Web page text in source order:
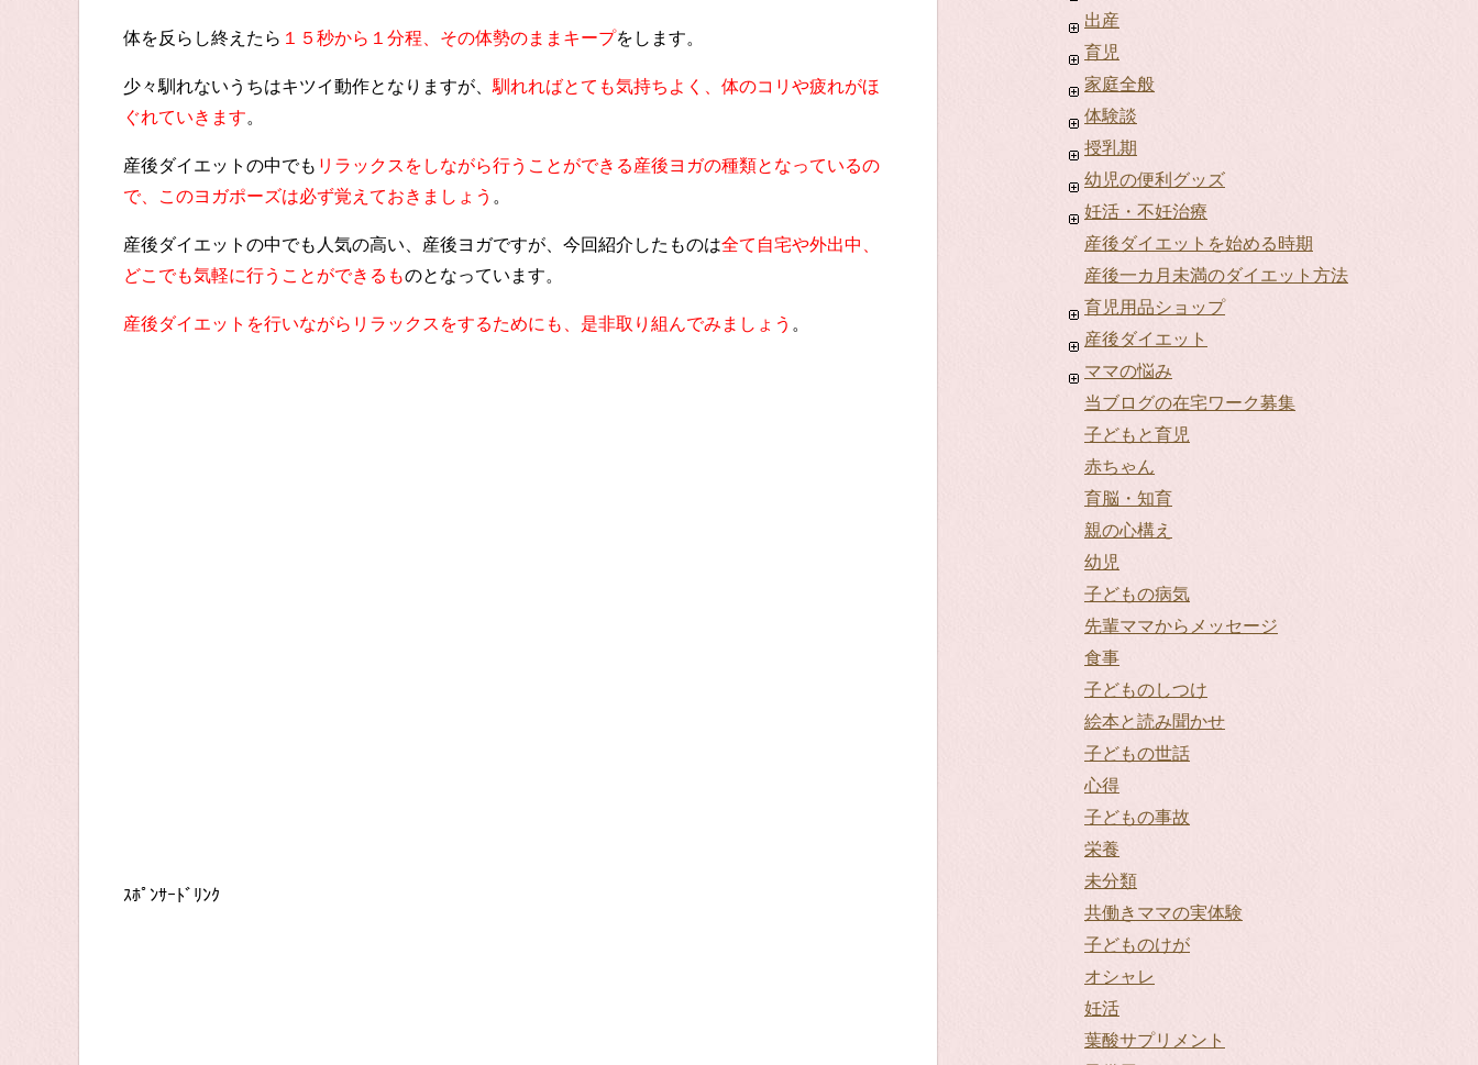
体を反らし終えたら １５秒から１分程、その体勢のままキープをします。
少々馴れないうちはキツイ動作となりますが、 馴れればとても気持ちよく、体のコリや疲れがほ
ぐれていきます。
産後ダイエットの中でも リラックスをしながら行うことができる産後ヨガの種類となっているの
で、このヨガポーズは必ず覚えておきましょう 。
産後ダイエットの中でも人気の高い、産後ヨガですが、今回紹介したものは全て自宅や外出中、
どこでも気軽に行うことができるものとなっています。
産後ダイエットを行いながらリラックスをするためにも、是非取り組んでみましょう 。
ｽﾎﾟﾝｻｰﾄﾞﾘﾝｸ
出産
育児
家庭全般
体験談
授乳期
幼児の便利グッズ
妊活・不妊治療
産後ダイエットを始める時期
産後一カ月未満のダイエット方法
育児用品ショップ
産後ダイエット
ママの悩み
当ブログの在宅ワーク募集
子どもと育児
赤ちゃん
育脳・知育
親の心構え
幼児
子どもの病気
先輩ママからメッセージ
食事
子どものしつけ
絵本と読み聞かせ
子どもの世話
心得
子どもの事故
栄養
未分類
共働きママの実体験
子どものけが
オシャレ
妊活
葉酸サプリメント